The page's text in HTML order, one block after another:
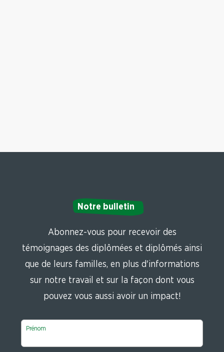
Notre bulletin
Abonnez-vous pour recevoir des
témoignages des diplômées et diplômés ainsi
que de leurs familles, en plus d'informations
sur notre travail et sur la façon dont vous
pouvez vous aussi avoir un impact!
Prénom